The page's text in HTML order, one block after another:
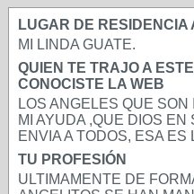
LUGAR DE RESIDENCIA
MI LINDA GUATE.
QUIEN TE TRAJO A
CONOCISTE LA WEB
LOS ANGELES QUE
MI AYUDA ,QUE DIOS
ENVIA A TODOS, ESA
TU PROFESIÓN
ULTIMAMENTE DE